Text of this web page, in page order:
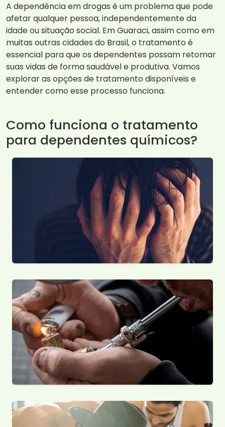
A dependência em drogas é um problema que pode
afetar qualquer pessoa, independentemente da
idade ou situação social. Em Guaraci, assim como em
muitas outras cidades do Brasil, o tratamento é
essencial para que os dependentes possam retomar
suas vidas de forma saudável e produtiva. Vamos
explorar as opções de tratamento disponíveis e
entender como esse processo funciona.
Como funciona o tratamento
para dependentes químicos?